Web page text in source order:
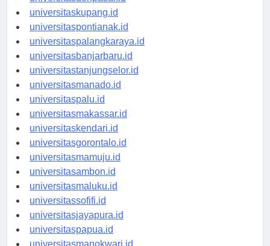
universitasdenpasar.id
universitaskupang.id
universitaspontianak.id
universitaspalangkaraya.id
universitasbanjarbaru.id
universitastanjungselor.id
universitasmanado.id
universitaspalu.id
universitasmakassar.id
universitaskendari.id
universitasgorontalo.id
universitasmamuju.id
universitasambon.id
universitasmaluku.id
universitassofifi.id
universitasjayapura.id
universitaspapua.id